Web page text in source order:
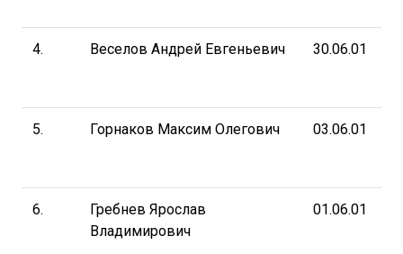
4. Веселов Андрей Евгеньевич 30.06.01
5. Горнаков Максим Олегович 03.06.01
6.
Гребнев Ярослав
Владимирович
01.06.01